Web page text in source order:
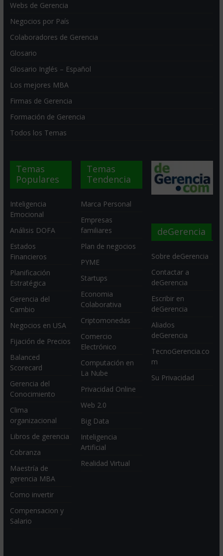
Webs de Gerencia
Negocios por País
Colaboradores de Gerencia
Glosario
Glosario Inglés – Español
Los mejores MBA
Firmas de Gerencia
Formación de Gerencia
Todos los Temas
Temas
Populares
Inteligencia
Emocional
Análisis DOFA
Estados
Financieros
Planificación
Estratégica
Gerencia del
Cambio
Negocios en USA
Fijación de Precios
Balanced
Scorecard
Gerencia del
Conocimiento
Clima
organizacional
Libros de gerencia
Cobranza
Maestría de
gerencia MBA
Como invertir
Compensacion y
Salario
Temas
Tendencia
Marca Personal
Empresas
familiares
Plan de negocios
PYME
Startups
Economia
Colaborativa
Criptomonedas
Comercio
Electrónico
Computación en
La Nube
Privacidad Online
Web 2.0
Big Data
Inteligencia
Artificial
Realidad Virtual
deGerencia
Sobre deGerencia
Contactar a
deGerencia
Escribir en
deGerencia
Aliados
deGerencia
TecnoGerencia.co
m
Su Privacidad